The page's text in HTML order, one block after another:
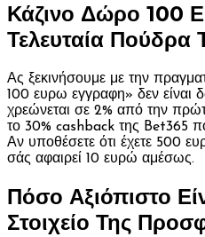
Κάζινο Δώρο 100
Τελευταία Πούδρα
Ας ξεκινήσουμε με την
100 ευρω εγγραφη» δεν είναι
χρεώνεται σε 2% από την
το 30% cashback της Bet365
Αν υποθέσετε ότι έχετε 500
σάς αφαιρεί 10 ευρώ αμέσως.
Πόσο Αξιόπιστο
Στοιχείο Της